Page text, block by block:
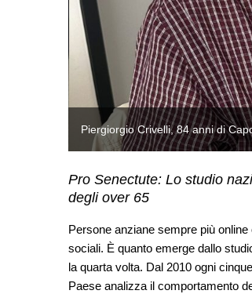
Piergiorgio Crivelli, 84 anni di
Pro Senectute: Lo studio
degli over 65
Persone anziane sempre più
sociali. È quanto emerge dallo
la quarta volta. Dal 2010 ogni
Paese analizza il comportamento